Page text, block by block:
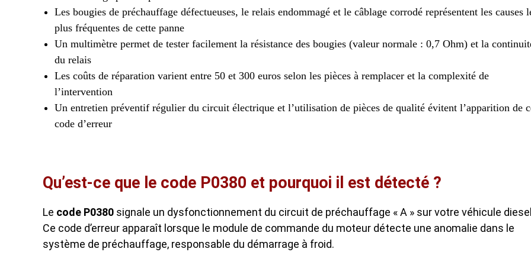
Les bougies de préchauffage défectueuses, le relais endommagé et le câblage corrodé représentent les causes
plus fréquentes de cette panne
Un multimètre permet de tester facilement la résistance des bougies (valeur normale : 0,7 Ohm) et la
du relais
Les coûts de réparation varient entre 50 et 300 euros selon les pièces à remplacer et la complexité de
l’intervention
Un entretien préventif régulier du circuit électrique et l’utilisation de pièces de qualité évitent l’apparition de
code d’erreur
Qu’est-ce que le code P0380 et pourquoi il est détecté ?
Le code P0380 signale un dysfonctionnement du circuit de préchauffage « A » sur votre véhicule
Ce code d’erreur apparaît lorsque le module de commande du moteur détecte une anomalie dans le
système de préchauffage, responsable du démarrage à froid.